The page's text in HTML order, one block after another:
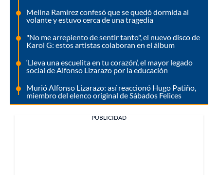
Melina Ramírez confesó que se quedó dormida al
volante y estuvo cerca de una tragedia
"No me arrepiento de sentir tanto", el nuevo disco de
Karol G: estos artistas colaboran en el álbum
‘Lleva una escuelita en tu corazón’, el mayor legado
social de Alfonso Lizarazo por la educación
Murió Alfonso Lizarazo: así reaccionó Hugo Patiño,
miembro del elenco original de Sábados Felices
PUBLICIDAD